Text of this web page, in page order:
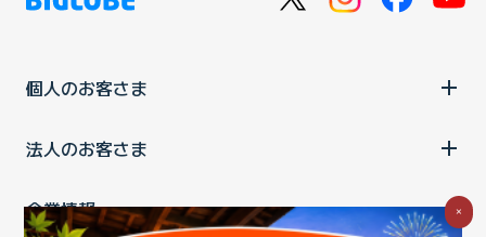
個人のお客さま
法人のお客さま
企業情報 ×